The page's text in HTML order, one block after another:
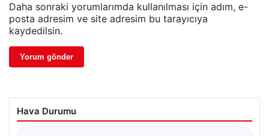
Daha sonraki yorumlarımda kullanılması için adım, e-
posta adresim ve site adresim bu tarayıcıya
kaydedilsin.
Hava Durumu